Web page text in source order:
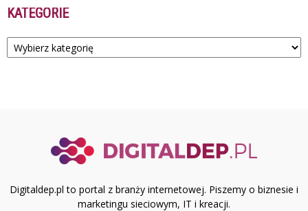
KATEGORIE
Kategorie
Digitaldep.pl to portal z branży internetowej. Piszemy o biznesie i
marketingu sieciowym, IT i kreacji.